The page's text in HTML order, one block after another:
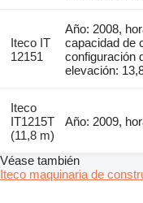
Iteco IT
12151
Año: 2008,
capacidad de
configuración
elevación:
Iteco
IT1215T
(11,8 m)
Año: 2009,
Véase también
Iteco maquinaria de